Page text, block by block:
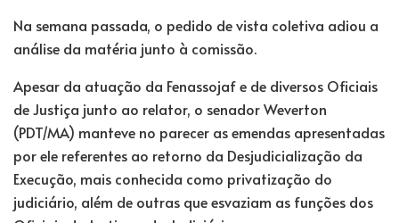
Na semana passada, o pedido de vista coletiva adiou a
análise da matéria junto à comissão.
Apesar da atuação da Fenassojaf e de diversos Oficiais
de Justiça junto ao relator, o senador Weverton
(PDT/MA) manteve no parecer as emendas apresentadas
por ele referentes ao retorno da Desjudicialização da
Execução, mais conhecida como privatização do
judiciário, além de outras que esvaziam as funções dos